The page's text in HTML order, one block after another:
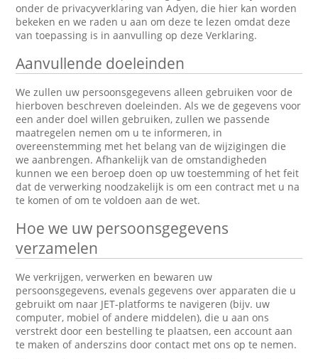
onder de privacyverklaring van Adyen, die hier kan worden
bekeken en we raden u aan om deze te lezen omdat deze
van toepassing is in aanvulling op deze Verklaring.
Aanvullende doeleinden
We zullen uw persoonsgegevens alleen gebruiken voor de
hierboven beschreven doeleinden. Als we de gegevens voor
een ander doel willen gebruiken, zullen we passende
maatregelen nemen om u te informeren, in
overeenstemming met het belang van de wijzigingen die
we aanbrengen. Afhankelijk van de omstandigheden
kunnen we een beroep doen op uw toestemming of het feit
dat de verwerking noodzakelijk is om een contract met u na
te komen of om te voldoen aan de wet.
Hoe we uw persoonsgegevens
verzamelen
We verkrijgen, verwerken en bewaren uw
persoonsgegevens, evenals gegevens over apparaten die u
gebruikt om naar JET-platforms te navigeren (bijv. uw
computer, mobiel of andere middelen), die u aan ons
verstrekt door een bestelling te plaatsen, een account aan
te maken of anderszins door contact met ons op te nemen.